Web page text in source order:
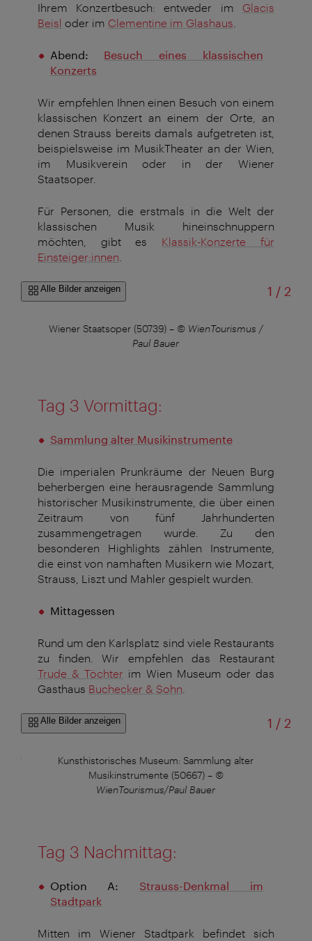
Ihrem Konzertbesuch: entweder im Glacis
Beisl oder im Clementine im Glashaus
Abend: Besuch eines klassischen
Konzerts
Wir empfehlen Ihnen einen Besuch von einem
klassischen Konzert an einem der Orte, an
denen Strauss bereits damals aufgetreten ist,
beispielsweise im MusikTheater an der Wien,
im Musikverein oder in der Wiener
Staatsoper.
Für Personen, die erstmals in die Welt der
klassischen Musik hineinschnuppern
möchten, gibt es Klassik-Konzerte für
Einsteiger:innen
Alle Bilder anzeigen 1 /von
2
Wiener Staatsoper (50739)– © WienTourismus /
Paul Bauer
Tag 3 Vormittag:
Sammlung alter Musikinstrumente
Die imperialen Prunkräume der Neuen Burg
beherbergen eine herausragende Sammlung
historischer Musikinstrumente, die über einen
Zeitraum von fünf Jahrhunderten
zusammengetragen wurde. Zu den
besonderen Highlights zählen Instrumente,
die einst von namhaften Musikern wie Mozart,
Strauss, Liszt und Mahler gespielt wurden.
Mittagessen
Rund um den Karlsplatz sind viele Restaurants
zu finden. Wir empfehlen das Restaurant
Trude & Töchter im Wien Museum oder das
Gasthaus Buchecker & Sohn
Alle Bilder anzeigen 1 /von
2
Kunsthistorisches Museum: Sammlung alter
Musikinstrumente (50667)– ©
WienTourismus/Paul Bauer
Tag 3 Nachmittag:
Option A: Strauss-Denkmal im
Stadtpark
Mitten im Wiener Stadtpark befindet sich